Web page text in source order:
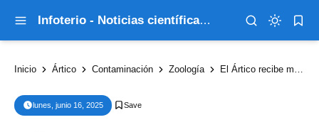
Infoterio - Noticias científicas que explican el mundo
Inicio Ártico Contaminación Zoología El Ártico recibe mercurio tóxico emitido hace décadas, revelan científicos daneses
lunes, junio 16, 2025